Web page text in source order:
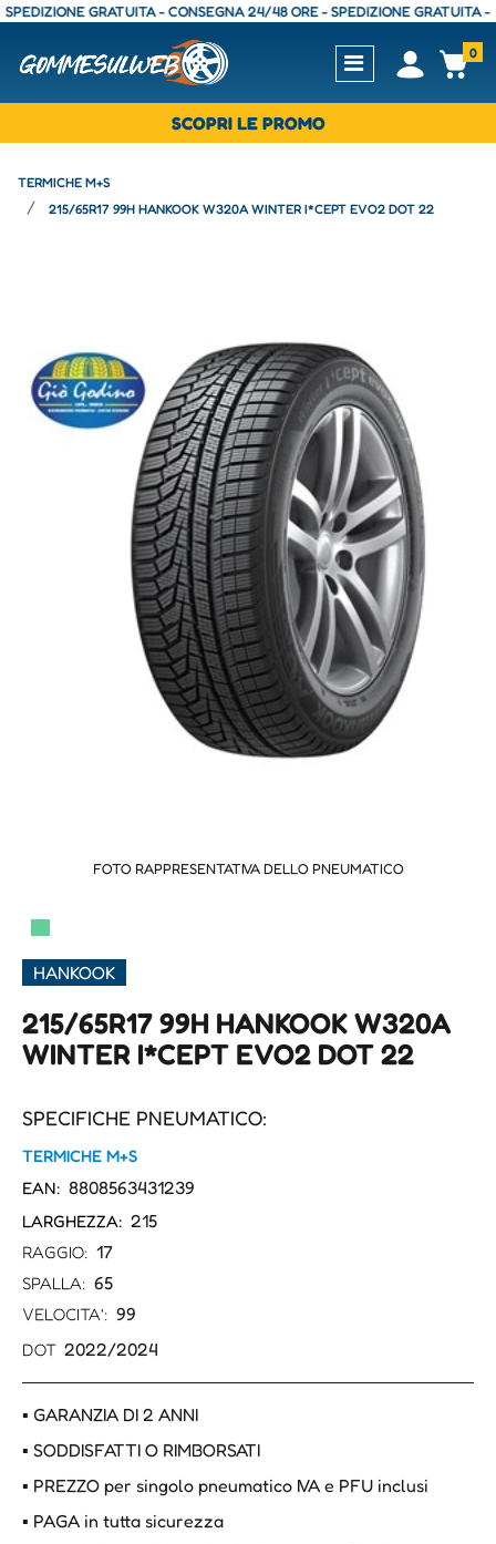
GRATUITA - CONSEGNA 24/48 ORE - SPEDIZIONE GRATUITA -
Open0
SCOPRI LE PROMO
TERMICHE M+S
215/65R17 99H HANKOOK W320A WINTER I*CEPT EVO2 DOT 22
FOTO RAPPRESENTATIVA DELLO PNEUMATICO
▀
HANKOOK
215/65R17 99H HANKOOK W320A
WINTER I*CEPT EVO2 DOT 22
SPECIFICHE PNEUMATICO:
TERMICHE M+S
EAN: 8808563431239
LARGHEZZA: 215
RAGGIO: 17
SPALLA: 65
VELOCITA': 99
DOT 2022/2024
▪ GARANZIA DI 2 ANNI
▪ SODDISFATTI O RIMBORSATI
▪ PREZZO per singolo pneumatico IVA e PFU inclusi
▪ PAGA in tutta sicurezza